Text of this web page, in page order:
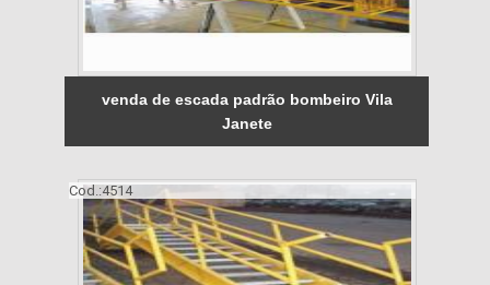
venda de escada padrão bombeiro Vila
Janete
Cod.:4514